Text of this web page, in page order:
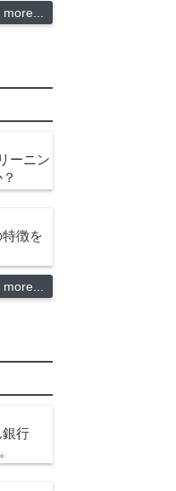
more...
ーニン
徴を
more...
銀行